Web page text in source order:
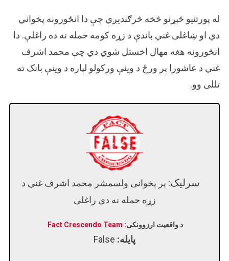
له پورتنیو څېړنو څخه څرګندیږي چې دا انځورونه پخواني
دي او ښاغلی غني باندې د زړه کومه حمله نه ده راغلې. دا
انځورونه هغه مهال اخستل شوي دي چې محمد اشرف
غني د عاشورا پر ورځ د وینې ورکولو لپاره د وینې بانک ته
تللی وو.
سرلیک: پر پخوانی ولسمشر محمد اشرف غني د
زړه حمله نه دی راغلی
د واقعیت ارزوونکی: Fact Crescendo Team
پایله: